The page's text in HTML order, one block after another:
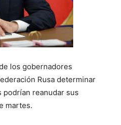
los gobernadores
Rusa determinar
reanudar sus
martes.